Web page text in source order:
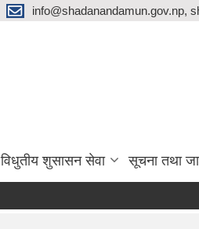
info@shadanandamun.gov.np,
विधुतीय शुसासन सेवा सूचना तथा